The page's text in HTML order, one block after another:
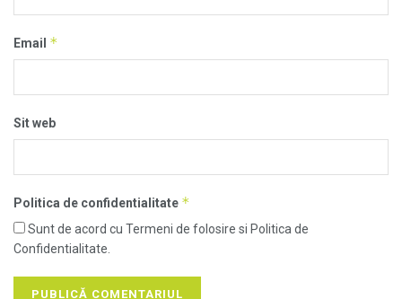
Email *
Sit web
Politica de confidentialitate *
Sunt de acord cu Termeni de folosire si Politica de
Confidentialitate.